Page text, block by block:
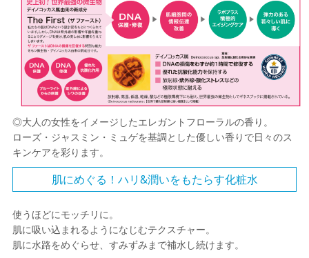
◎大人の女性をイメージしたエレガントフローラルの香り。
ローズ・ジャスミン・ミュゲを基調とした優しい香りで日々のス
キンケアを彩ります。
肌にめぐる！ハリ&潤いをもたらす化粧水
使うほどにモッチリに。
肌に吸い込まれるようになじむテクスチャー。
肌に水路をめぐらせ、すみずみまで補水し続けます。